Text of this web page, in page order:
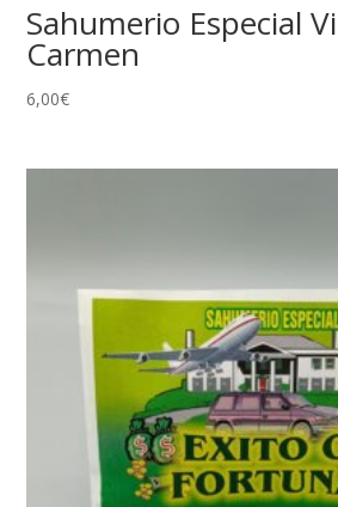
Sahumerio Especial
Carmen
6,00€